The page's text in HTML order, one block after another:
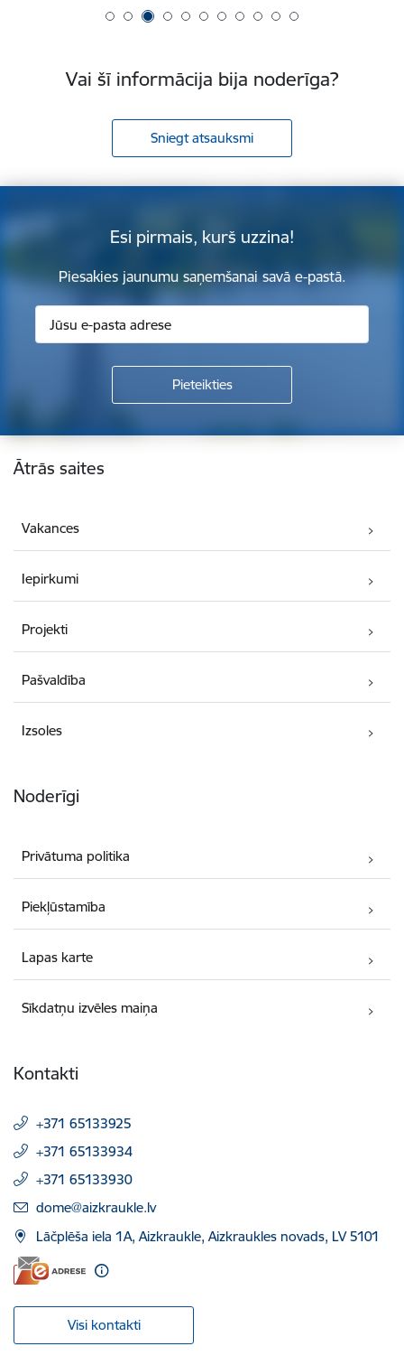
Vai šī informācija bija noderīga?
Sniegt atsauksmi
Esi pirmais, kurš uzzina!
Piesakies jaunumu saņemšanai savā e-pastā.
Kājene
Ātrās saites
Vakances
Iepirkumi
Projekti
Pašvaldība
Izsoles
Noderīgi
Privātuma politika
Piekļūstamība
Lapas karte
Sīkdatņu izvēles maiņa
Kontakti
+371 65133925
+371 65133934
+371 65133930
E-pasts:
dome@aizkraukle.lv
Lāčplēša iela 1A, Aizkraukle, Aizkraukles novads, LV 5101
Visi kontakti